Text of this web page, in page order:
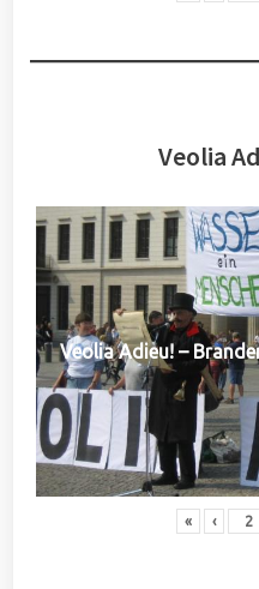
Veolia
Veolia Adieu! –
« ‹